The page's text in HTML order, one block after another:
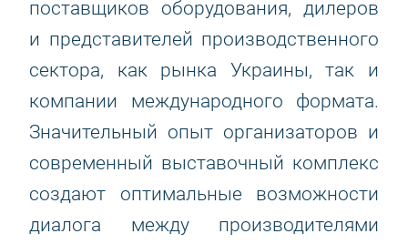
поставщиков оборудования, дилеров
и представителей производственного
сектора, как рынка Украины, так и
компании международного формата.
Значительный опыт организаторов и
современный выставочный комплекс
создают оптимальные возможности
диалога между производителями